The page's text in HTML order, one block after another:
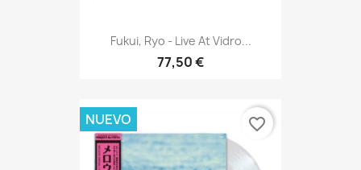
Fukui, Ryo - Live At Vidro...
77,50 €
NUEVO favorite_border